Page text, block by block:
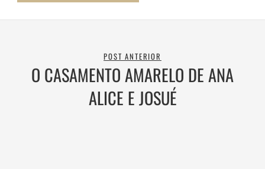
POST ANTERIOR
O CASAMENTO AMARELO DE ANA
ALICE E JOSUÉ